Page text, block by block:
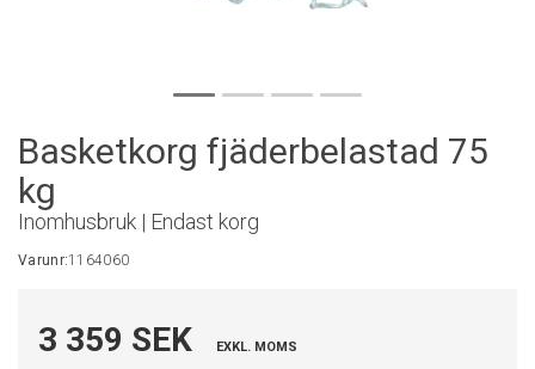
Basketkorg fjäderbelastad 75
kg
Inomhusbruk | Endast korg
Varunr:1164060
3 359 SEK EXKL. MOMS